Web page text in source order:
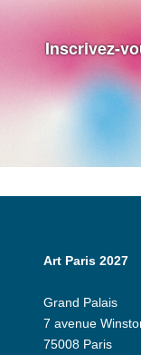
Inscrivez-
Art Paris 2027
Grand Palais
7 avenue
75008 Paris